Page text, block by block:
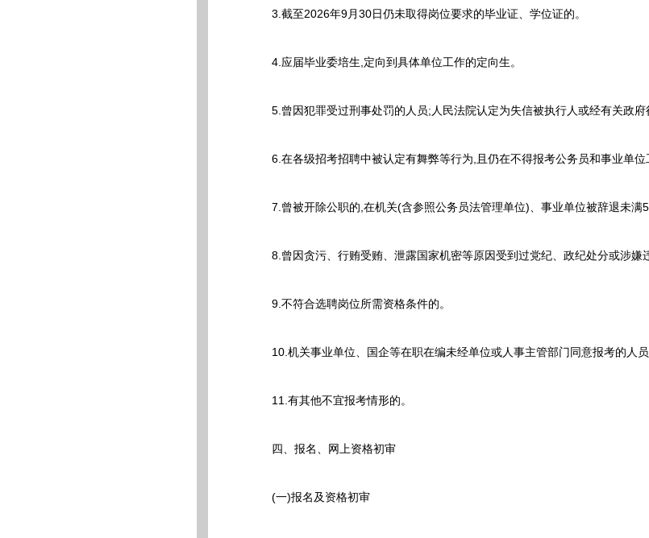
3.截至2026年9月30日仍未取得岗位要求的毕业证、学位证的。
4.应届毕业委培生,定向到具体单位工作的定向生。
5.曾因犯罪受过刑事处罚的人员;人民法院认定为失信被执行人或经有关政府
6.在各级招考招聘中被认定有舞弊等行为,且仍在不得报考公务员和事业单位
7.曾被开除公职的,在机关(含参照公务员法管理单位)、事业单位被辞退未满5
8.曾因贪污、行贿受贿、泄露国家机密等原因受到过党纪、政纪处分或涉嫌
9.不符合选聘岗位所需资格条件的。
10.机关事业单位、国企等在职在编未经单位或人事主管部门同意报考的人员
11.有其他不宜报考情形的。
四、报名、网上资格初审
(一)报名及资格初审